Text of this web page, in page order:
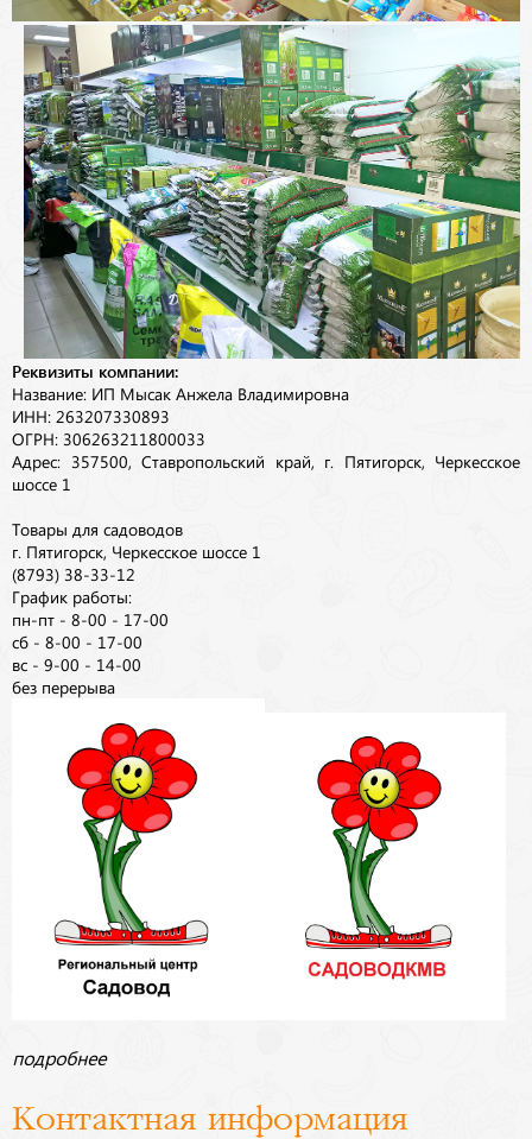
Реквизиты компании:
Название: ИП Мысак Анжела Владимировна
ИНН: 263207330893
ОГРН: 306263211800033
Адрес: 357500, Ставропольский край, г. Пятигорск, Черкесское
шоссе 1
Товары для садоводов
г. Пятигорск, Черкесское шоссе 1
(8793) 38-33-12
График работы:
пн-пт - 8-00 - 17-00
сб - 8-00 - 17-00
вс - 9-00 - 14-00
без перерыва
подробнее
Контактная информация